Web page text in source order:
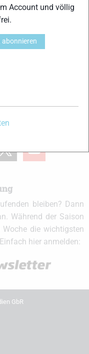
Sportler, wir haben
uns jederzeit über
bleiben? Dann
Während der Saison
die wichtigsten
hier anmelden:
GbR
Account und völlig